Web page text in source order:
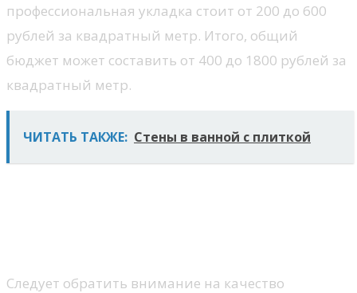
профессиональная укладка стоит от 200 до 600
рублей за квадратный метр. Итого, общий
бюджет может составить от 400 до 1800 рублей за
квадратный метр.
ЧИТАТЬ ТАКЖЕ: Стены в ванной с плиткой
Следует обратить внимание на качество